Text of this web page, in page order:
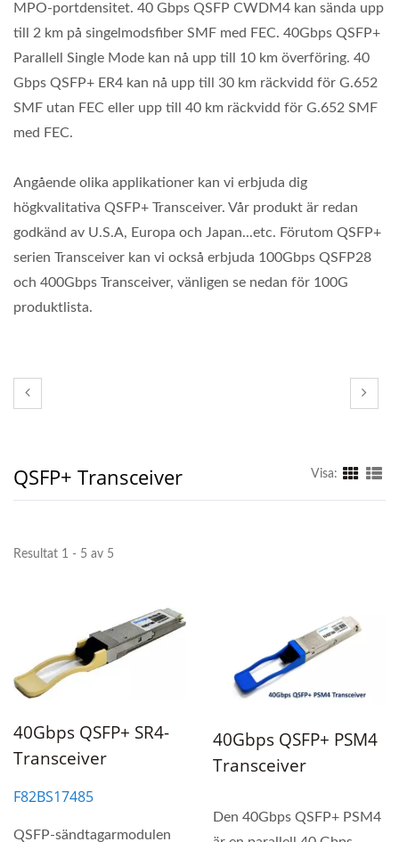
MPO-portdensitet. 40 Gbps QSFP CWDM4 kan sända upp
till 2 km på singelmodsfiber SMF med FEC. 40Gbps QSFP+
Parallell Single Mode kan nå upp till 10 km överföring. 40
Gbps QSFP+ ER4 kan nå upp till 30 km räckvidd för G.652
SMF utan FEC eller upp till 40 km räckvidd för G.652 SMF
med FEC.
Angående olika applikationer kan vi erbjuda dig
högkvalitativa QSFP+ Transceiver. Vår produkt är redan
godkänd av U.S.A, Europa och Japan...etc. Förutom QSFP+
serien Transceiver kan vi också erbjuda 100Gbps QSFP28
och 400Gbps Transceiver, vänligen se nedan för 100G
produktlista.
QSFP+ Transceiver Visa:
Resultat 1 - 5 av 5
40Gbps QSFP+ SR4-
Transceiver
F82BS17485
QSFP-sändtagarmodulen
40Gbps QSFP+ PSM4
Transceiver
Den 40Gbps QSFP+ PSM4